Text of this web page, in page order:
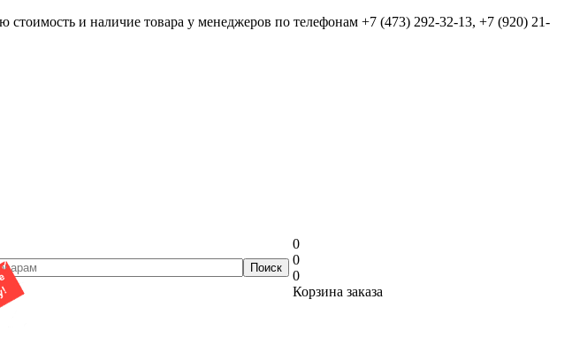
стоимость и наличие товара у менеджеров по телефонам +7 (473) 292-32-13, +7 (920) 21-
0
0
0
Корзина заказа